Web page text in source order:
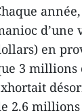
d’une
en
3 millions
2,6 millions